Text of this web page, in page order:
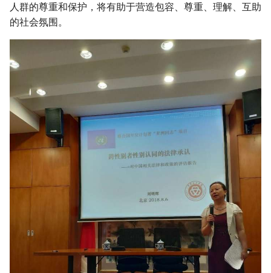
人群的尊重和保护，将有助于营造包容、尊重、理解、互助
的社会氛围。